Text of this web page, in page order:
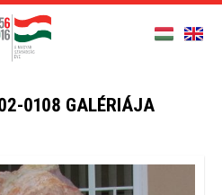
0108 GALÉRIÁJA